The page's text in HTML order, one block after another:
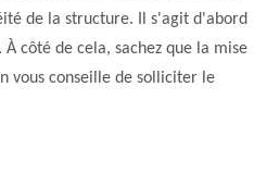
de la structure. Il s'agit d'abord
côté de cela, sachez que la mise
vous conseille de solliciter le